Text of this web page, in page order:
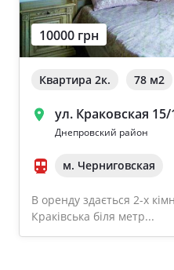
10000 грн
Квартира 2к. 78 м2
ул. Краковская 15/
Днепровский район
м. Черниговская
В оренду здається 2-х
Краківська біля метр...